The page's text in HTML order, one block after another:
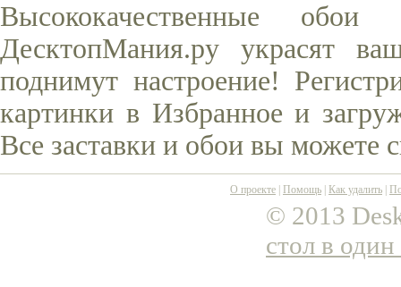
Высококачественные
ДесктопМания.ру украсят
поднимут настроение!
картинки в Избранное и
Все заставки и обои вы можете
О проекте Помощь Как удалить
© 2013
стол в